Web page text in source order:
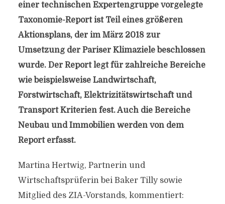
einer technischen Expertengruppe vorgelegte
Taxonomie-Report ist Teil eines größeren
Aktionsplans, der im März 2018 zur
Umsetzung der Pariser Klimaziele beschlossen
wurde. Der Report legt für zahlreiche Bereiche
wie beispielsweise Landwirtschaft,
Forstwirtschaft, Elektrizitätswirtschaft und
Transport Kriterien fest. Auch die Bereiche
Neubau und Immobilien werden von dem
Report erfasst.
Martina Hertwig, Partnerin und
Wirtschaftsprüferin bei Baker Tilly sowie
Mitglied des ZIA-Vorstands, kommentiert: